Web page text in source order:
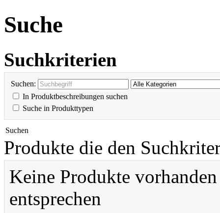
Suche
Suchkriterien
Suchen:
In Produktbeschreibungen suchen
Suche in Produkttypen
Suchen
Produkte die den
Keine Produkte
entsprechen